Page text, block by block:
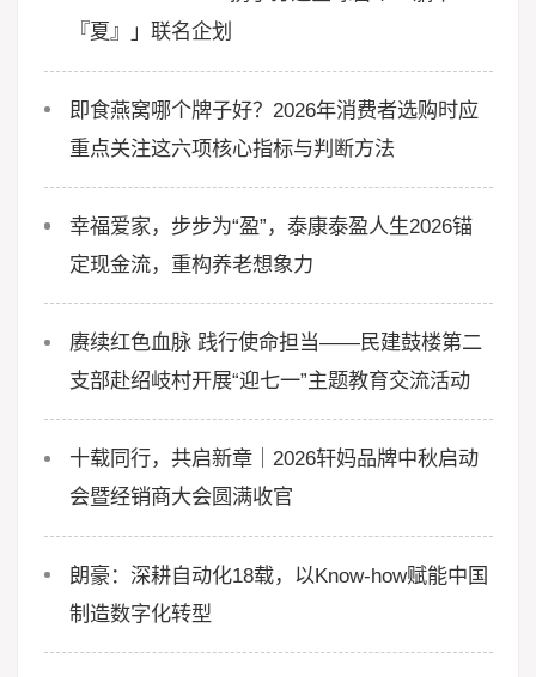
『夏』」联名企划
即食燕窝哪个牌子好？2026年消费者选购时应
重点关注这六项核心指标与判断方法
幸福爱家，步步为“盈”，泰康泰盈人生2026锚
定现金流，重构养老想象力
赓续红色血脉 践行使命担当——民建鼓楼第二
支部赴绍岐村开展“迎七一”主题教育交流活动
十载同行，共启新章｜2026轩妈品牌中秋启动
会暨经销商大会圆满收官
朗豪：深耕自动化18载，以Know-how赋能中国
制造数字化转型